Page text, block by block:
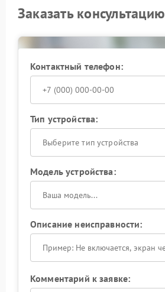
Заказать консультацию
Контактный телефон:
Тип устройства:
Выберите тип устройства
Модель устройства:
Описание неисправности:
Комментарий к заявке: